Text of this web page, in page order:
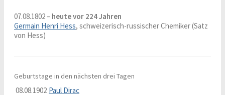
07.08.1802 – heute vor 224 Jahren
Germain Henri Hess, schweizerisch-russischer Chemiker (Satz
von Hess)
Geburtstage in den nächsten drei Tagen
08.08.1902 Paul Dirac